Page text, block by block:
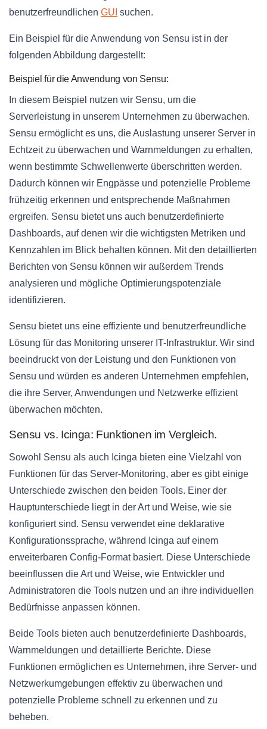
benutzerfreundlichen GUI suchen.
Ein Beispiel für die Anwendung von Sensu ist in der
folgenden Abbildung dargestellt:
Beispiel für die Anwendung von Sensu:
In diesem Beispiel nutzen wir Sensu, um die
Serverleistung in unserem Unternehmen zu überwachen.
Sensu ermöglicht es uns, die Auslastung unserer Server in
Echtzeit zu überwachen und Warnmeldungen zu erhalten,
wenn bestimmte Schwellenwerte überschritten werden.
Dadurch können wir Engpässe und potenzielle Probleme
frühzeitig erkennen und entsprechende Maßnahmen
ergreifen. Sensu bietet uns auch benutzerdefinierte
Dashboards, auf denen wir die wichtigsten Metriken und
Kennzahlen im Blick behalten können. Mit den detaillierten
Berichten von Sensu können wir außerdem Trends
analysieren und mögliche Optimierungspotenziale
identifizieren.
Sensu bietet uns eine effiziente und benutzerfreundliche
Lösung für das Monitoring unserer IT-Infrastruktur. Wir sind
beeindruckt von der Leistung und den Funktionen von
Sensu und würden es anderen Unternehmen empfehlen,
die ihre Server, Anwendungen und Netzwerke effizient
überwachen möchten.
Sensu vs. Icinga: Funktionen im Vergleich.
Sowohl Sensu als auch Icinga bieten eine Vielzahl von
Funktionen für das Server-Monitoring, aber es gibt einige
Unterschiede zwischen den beiden Tools. Einer der
Hauptunterschiede liegt in der Art und Weise, wie sie
konfiguriert sind. Sensu verwendet eine deklarative
Konfigurationssprache, während Icinga auf einem
erweiterbaren Config-Format basiert. Diese Unterschiede
beeinflussen die Art und Weise, wie Entwickler und
Administratoren die Tools nutzen und an ihre individuellen
Bedürfnisse anpassen können.
Beide Tools bieten auch benutzerdefinierte Dashboards,
Warnmeldungen und detaillierte Berichte. Diese
Funktionen ermöglichen es Unternehmen, ihre Server- und
Netzwerkumgebungen effektiv zu überwachen und
potenzielle Probleme schnell zu erkennen und zu
beheben.